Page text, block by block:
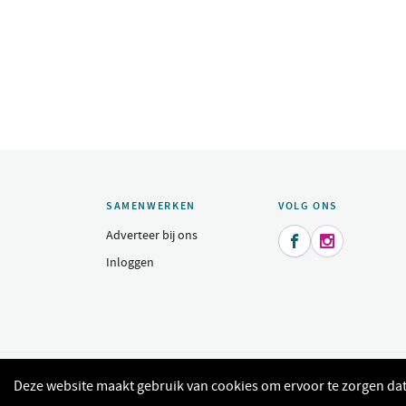
SAMENWERKEN
Adverteer bij ons
Inloggen
VOLG ONS
 
© 2015 - 2026 Indeomgeving.nl - Dagje uit, heerlijk uit eten,
Deze website maakt gebruik van cookies om ervoor te zorgen